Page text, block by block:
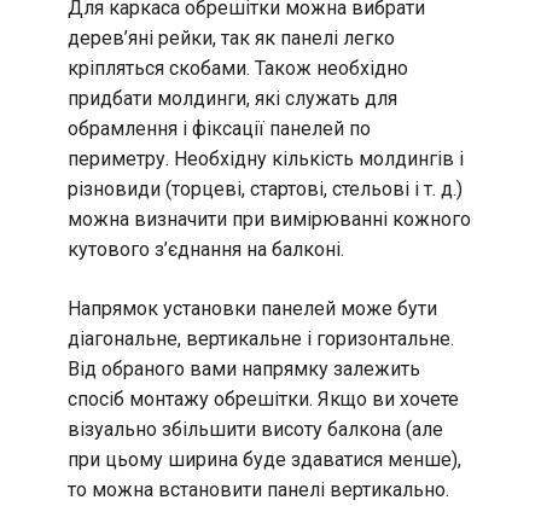
Для каркаса обрешітки можна вибрати
дерев’яні рейки, так як панелі легко
кріпляться скобами. Також необхідно
придбати молдинги, які служать для
обрамлення і фіксації панелей по
периметру. Необхідну кількість молдингів і
різновиди (торцеві, стартові, стельові і т. д.)
можна визначити при вимірюванні кожного
кутового з’єднання на балконі.
Напрямок установки панелей може бути
діагональне, вертикальне і горизонтальне.
Від обраного вами напрямку залежить
спосіб монтажу обрешітки. Якщо ви хочете
візуально збільшити висоту балкона (але
при цьому ширина буде здаватися менше),
то можна встановити панелі вертикально.